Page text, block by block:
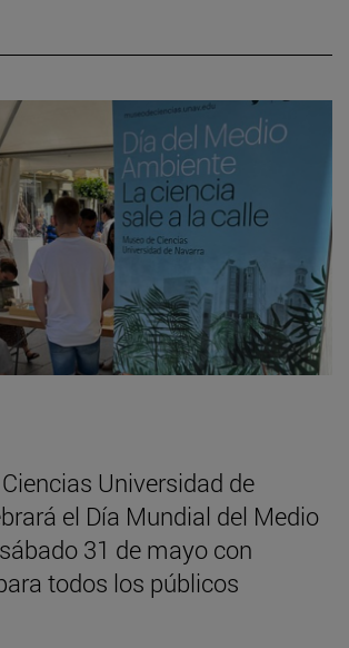
Universidad de
el Día Mundial del Medio
31 de mayo con
todos los públicos